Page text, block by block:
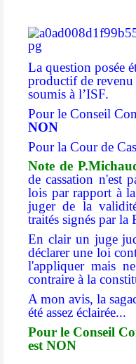
La question posée
productif de revenu
soumis à l’ISF.
Pour le Conseil
NON
Pour la Cour de
Note de
de cassation n'est
lois par rapport à
juger de la
traités signés par la
En clair un juge
déclarer une loi
l'appliquer mais
contraire à la
A mon avis, la
été assez éclairée...
Pour le Conseil
est NON